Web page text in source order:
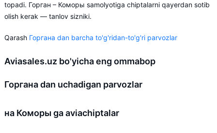
topadi. Горган – Коморы samolyotiga chiptalarni qayerdan sotib
olish kerak — tanlov sizniki.
Qarash Горгана dan barcha to'g'ridan-to'g'ri parvozlar
Aviasales.uz bo'yicha eng ommabop
Горгана dan uchadigan parvozlar
на Коморы ga aviachiptalar